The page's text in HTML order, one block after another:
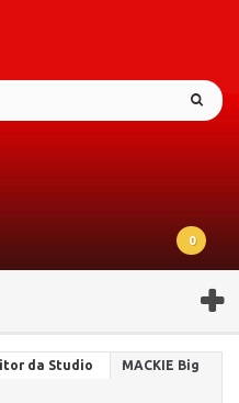
0
da Studio
MACKIE Big